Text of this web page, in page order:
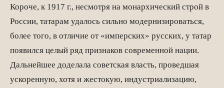
Короче, к 1917 г., несмотря на монархический строй в
России, татарам удалось сильно модернизироваться,
более того, в отличие от «имперских» русских, у татар
появился целый ряд признаков современной нации.
Дальнейшее доделала советская власть, проведшая
ускоренную, хотя и жестокую, индустриализацию,